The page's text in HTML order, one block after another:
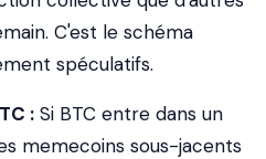
C'est le schéma
spéculatifs.
: Si BTC entre dans un
memecoins sous-jacents